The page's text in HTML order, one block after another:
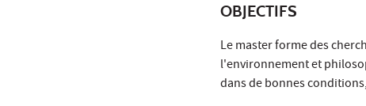
OBJECTIFS
Le master forme des
l'environnement et
dans de bonnes